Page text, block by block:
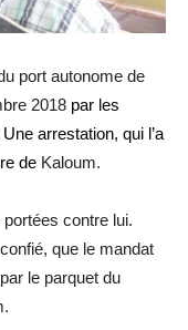
port autonome de
2018 par les
Une arrestation, qui l’a
de Kaloum.
portées contre lui.
que le mandat
le parquet du